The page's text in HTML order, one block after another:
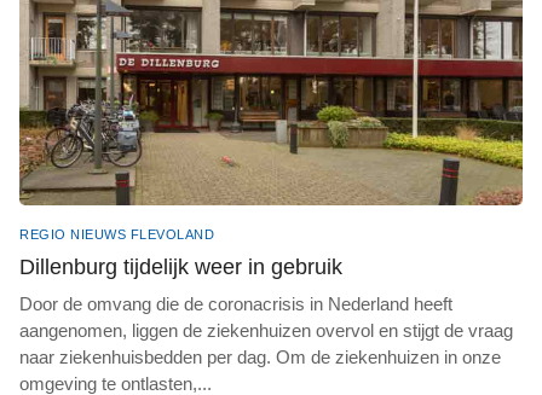
REGIO NIEUWS FLEVOLAND
Dillenburg tijdelijk weer in gebruik
Door de omvang die de coronacrisis in Nederland heeft
aangenomen, liggen de ziekenhuizen overvol en stijgt de vraag
naar ziekenhuisbedden per dag. Om de ziekenhuizen in onze
omgeving te ontlasten,...